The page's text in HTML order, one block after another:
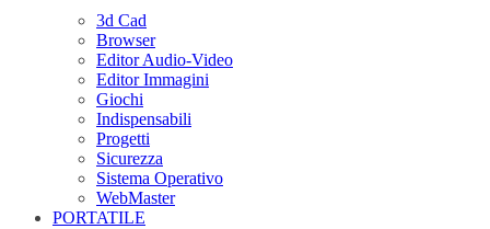
3d Cad
Browser
Editor Audio-Video
Editor Immagini
Giochi
Indispensabili
Progetti
Sicurezza
Sistema Operativo
WebMaster
PORTATILE